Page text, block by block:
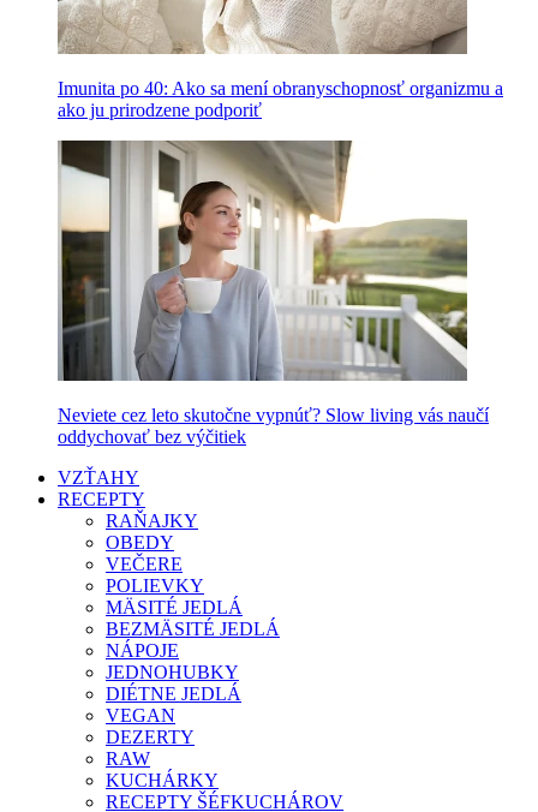
Imunita po 40: Ako sa mení obranyschopnosť organizmu a
ako ju prirodzene podporiť
Neviete cez leto skutočne vypnúť? Slow living vás naučí
oddychovať bez výčitiek
VZŤAHY
RECEPTY
RAŇAJKY
OBEDY
VEČERE
POLIEVKY
MÄSITÉ JEDLÁ
BEZMÄSITÉ JEDLÁ
NÁPOJE
JEDNOHUBKY
DIÉTNE JEDLÁ
VEGAN
DEZERTY
RAW
KUCHÁRKY
RECEPTY ŠÉFKUCHÁROV